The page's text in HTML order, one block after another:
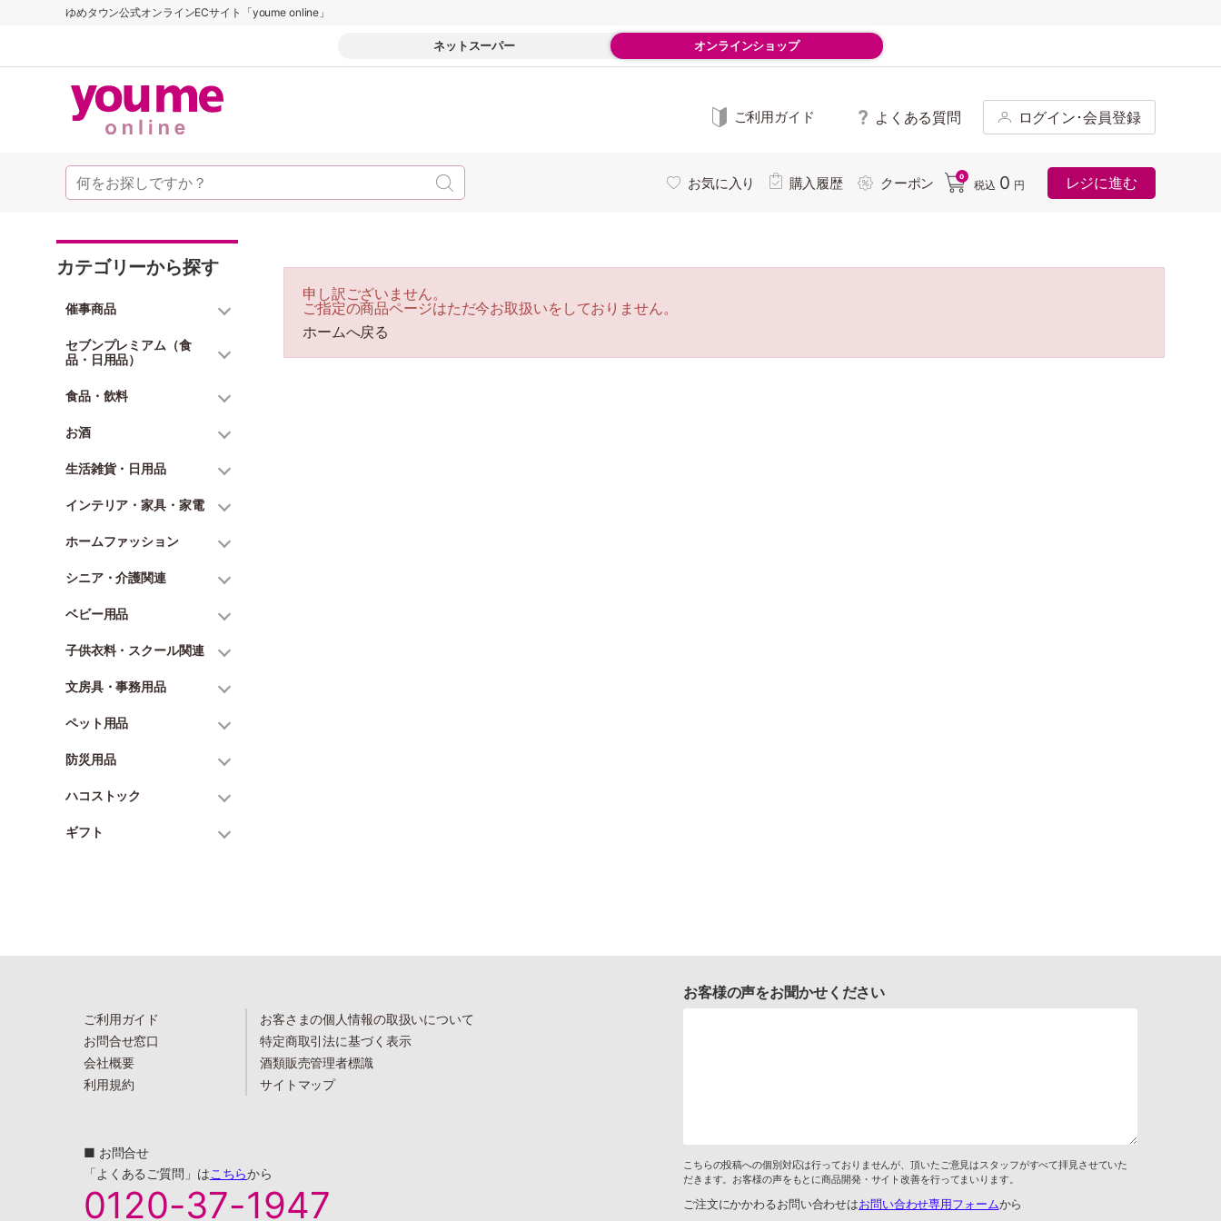
ゆめタウン公式オンラインECサイト「youme online」
ネットスーパー オンラインショップ
ご利用ガイド よくある質問 ログイン･会員登録
お気に入り 購入履歴 クーポン 0
税込 0 円 レジに進む
カテゴリーから探す
催事商品
セブンプレミアム（食
品・日用品）
食品・飲料
お酒
生活雑貨・日用品
インテリア・家具・家電
ホームファッション
シニア・介護関連
ベビー用品
子供衣料・スクール関連
文房具・事務用品
ペット用品
防災用品
ハコストック
ギフト
申し訳ございません。
ご指定の商品ページはただ今お取扱いをしておりません。
ホームへ戻る
ご利用ガイド
お問合せ窓口
会社概要
利用規約
お客さまの個人情報の取扱いについて
特定商取引法に基づく表示
酒類販売管理者標識
サイトマップ
■ お問合せ
「よくあるご質問」はこちらから
0120-37-1947
お客様の声をお聞かせください
こちらの投稿への個別対応は行っておりませんが、頂いたご意見はスタッフがすべて拝見させていた
だきます。お客様の声をもとに商品開発・サイト改善を行ってまいります。
ご注文にかかわるお問い合わせはお問い合わせ専用フォームから